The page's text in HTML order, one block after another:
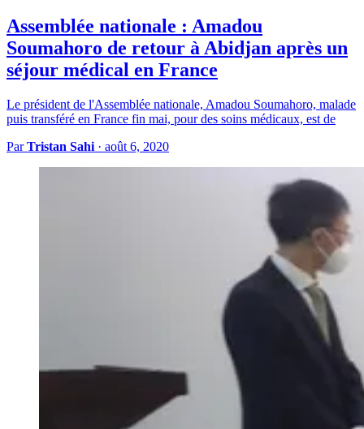
Assemblée nationale : Amadou
Soumahoro de retour à Abidjan après un
séjour médical en France
Le président de l'Assemblée nationale, Amadou Soumahoro, malade
puis transféré en France fin mai, pour des soins médicaux, est de
ParTristan Sahi · août 6, 2020